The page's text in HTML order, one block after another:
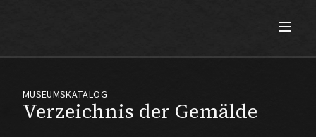
Verzeichnis der Gemälde
MUSEUMSKATALOG